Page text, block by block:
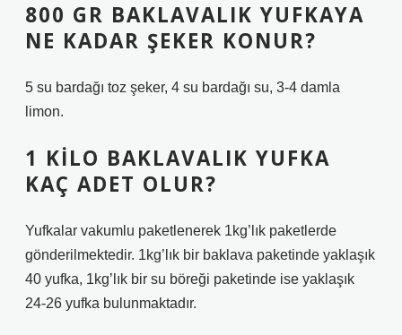
800 GR BAKLAVALIK YUFKAYA
NE KADAR ŞEKER KONUR?
5 su bardağı toz şeker, 4 su bardağı su, 3-4 damla
limon.
1 KILO BAKLAVALIK YUFKA
KAÇ ADET OLUR?
Yufkalar vakumlu paketlenerek 1kg’lık paketlerde
gönderilmektedir. 1kg’lık bir baklava paketinde yaklaşık
40 yufka, 1kg’lık bir su böreği paketinde ise yaklaşık
24-26 yufka bulunmaktadır.